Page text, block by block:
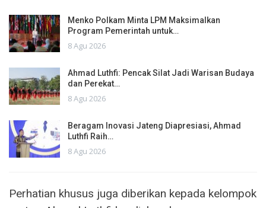
Menko Polkam Minta LPM Maksimalkan
Program Pemerintah untuk…
8 Agu 2026
Ahmad Luthfi: Pencak Silat Jadi Warisan Budaya
dan Perekat…
8 Agu 2026
Beragam Inovasi Jateng Diapresiasi, Ahmad
Luthfi Raih…
8 Agu 2026
Perhatian khusus juga diberikan kepada kelompok